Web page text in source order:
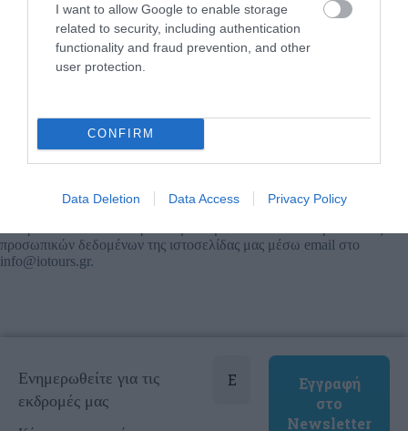
I want to allow Google to enable storage
related to security, including authentication
functionality and fraud prevention, and other
user protection.
CONFIRM
Data Deletion Data Access Privacy Policy
Για όσες προσωπικές σας πληροφορίες αποθηκευτούν στη βάση
δεδομένων μας, θα ληφθούν όλα τα απαραίτητα μέτρα για την
διασφάλισή τους.
δεδομένων αυτού του ιστοτόπου ή της βάσης δεδομένων κάθε τρίτου
φορέα επεξεργασίας δεδομένων σε οποιονδήποτε και σε όλους τους
που είναι αποθηκευμένα σε αναγνωρίσιμη μορφή, έχουν κλαπεί.
προσωπικών δεδομένων της ιστοσελίδας μας μέσω email στο
info@iotours.gr.
Ενημερωθείτε για τις
εκδρομές μας